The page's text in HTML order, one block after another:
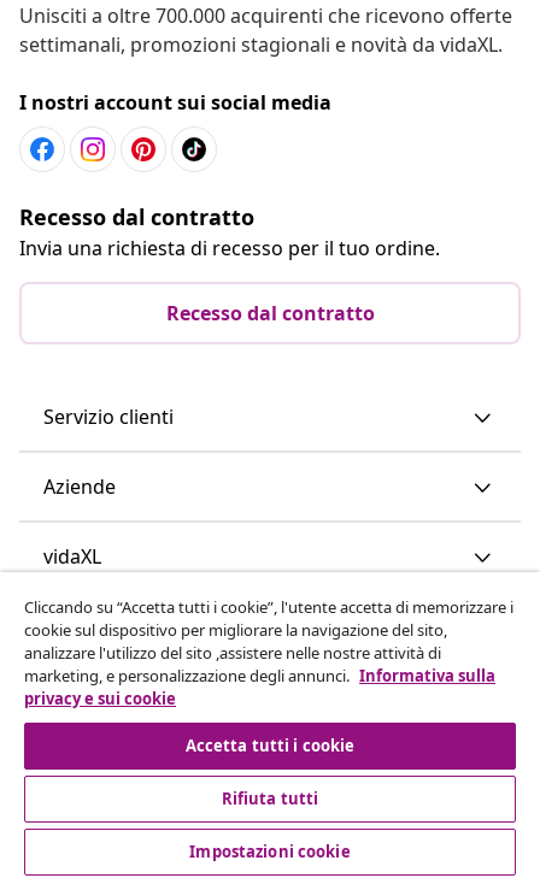
Unisciti a oltre 700.000 acquirenti che ricevono offerte
settimanali, promozioni stagionali e novità da vidaXL.
I nostri account sui social media
Recesso dal contratto
Invia una richiesta di recesso per il tuo ordine.
Recesso dal contratto
Servizio clienti
Aziende
vidaXL
Scopri di più
© 2008-2026 vidaXL www.vidaxl.it è un negozio online di
vidaXL Marketplace International B.V.
Cliccando su “Accetta tutti i cookie”, l'utente accetta di memorizzare i
cookie sul dispositivo per migliorare la navigazione del sito,
analizzare l'utilizzo del sito ,assistere nelle nostre attività di
marketing, e personalizzazione degli annunci. Informativa sulla
privacy e sui cookie
Accetta tutti i cookie
Rifiuta tutti
Impostazioni cookie